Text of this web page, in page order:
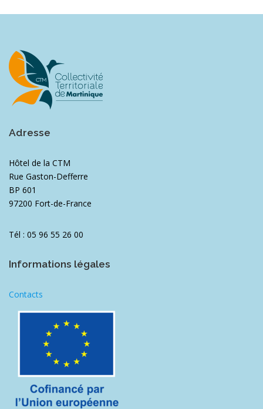
Adresse
Hôtel de la CTM
Rue Gaston-Defferre
BP 601
97200 Fort-de-France
Tél : 05 96 55 26 00
Informations légales
Contacts